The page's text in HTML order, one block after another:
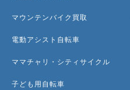
マウンテンバイク買取
電動アシスト自転車
ママチャリ・シティサイクル
子ども用自転車